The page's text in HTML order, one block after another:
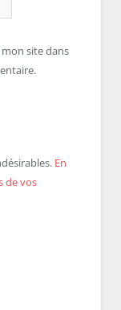
site dans
En
de vos